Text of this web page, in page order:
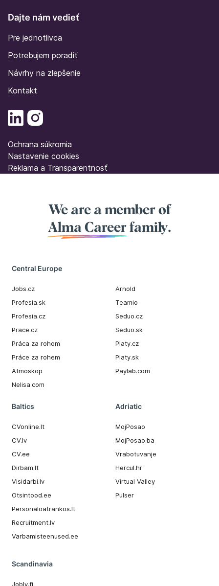
Dajte nám vedieť
Pre jednotlivca
Potrebujem poradiť
Návrhy na zlepšenie
Kontakt
Ochrana súkromia
Nastavenie cookies
Reklama a Transparentnosť
We are a member of
Alma Career family.
Central Europe
Jobs.cz
Profesia.sk
Profesia.cz
Prace.cz
Práca za rohom
Práce za rohem
Atmoskop
Nelisa.com
Arnold
Teamio
Seduo.cz
Seduo.sk
Platy.cz
Platy.sk
Paylab.com
Baltics
CVonline.lt
CV.lv
CV.ee
Dirbam.It
Visidarbi.lv
Otsintood.ee
Personaloatrankos.lt
Recruitment.lv
Varbamisteenused.ee
Adriatic
MojPosao
MojPosao.ba
Vrabotuvanje
Hercul.hr
Virtual Valley
Pulser
Scandinavia
Jobly.fi